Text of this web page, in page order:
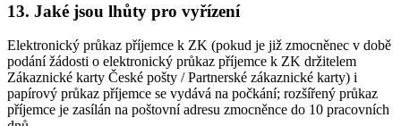
13. Jaké jsou lhůty pro vyřízení
Elektronický průkaz příjemce k ZK (pokud je již zmocněnec v době
podání žádosti o elektronický průkaz příjemce k ZK držitelem
Zákaznické karty České pošty / Partnerské zákaznické karty) i
papírový průkaz příjemce se vydává na počkání; rozšířený průkaz
příjemce je zasílán na poštovní adresu zmocněnce do 10 pracovních